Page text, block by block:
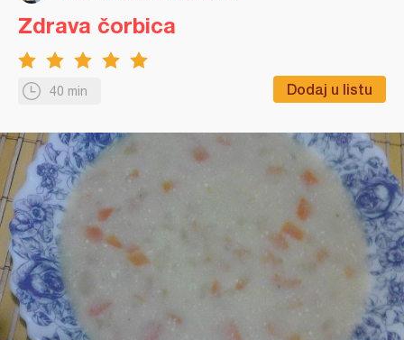
40 min Dodaj u listu
Zdrava čorbica